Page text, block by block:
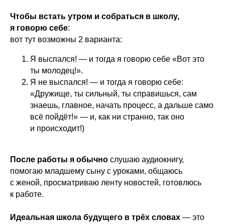
Чтобы встать утром и собраться в школу,
я говорю себе:
вот тут возможны 2 варианта:
Я выспался! — и тогда я говорю себе «Вот это
ты молодец!».
Я не выспался! — и тогда я говорю себе:
«Дружище, ты сильный, ты справишься, сам
знаешь, главное, начать процесс, а дальше само
всё пойдёт!» — и, как ни странно, так оно
и происходит!)
После работы я обычно слушаю аудиокнигу,
помогаю младшему сыну с уроками, общаюсь
с женой, просматриваю ленту новостей, готовлюсь
к работе.
Идеальная школа будущего в трёх словах — это